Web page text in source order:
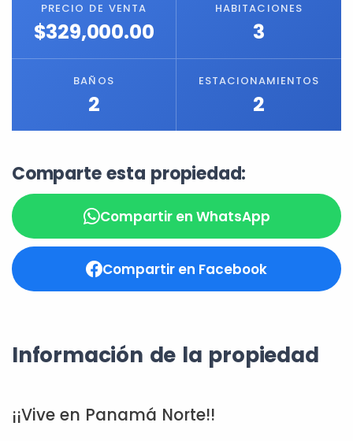
PRECIO DE VENTA
$329,000.00
HABITACIONES
3
BAÑOS
2
ESTACIONAMIENTOS
2
Comparte esta propiedad:
Compartir en WhatsApp
Compartir en Facebook
Información de la propiedad
¡¡Vive en Panamá Norte!!